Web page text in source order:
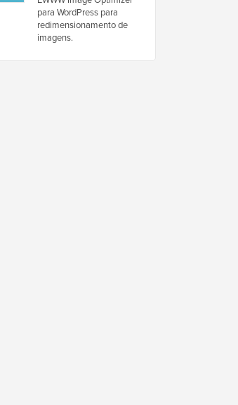
para WordPress para
redimensionamento de
imagens.